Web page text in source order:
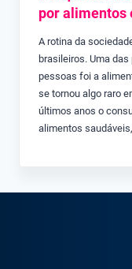
por alimentos
A rotina da
brasileiros. Uma
pessoas foi a
se tornou algo raro
últimos anos o
alimentos